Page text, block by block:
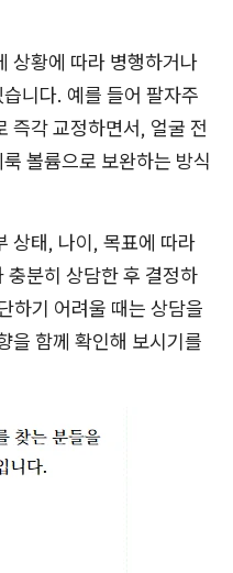
상황에 따라 병행하거나
니다. 예를 들어 팔자주
즉각 교정하면서, 얼굴 전
볼륨으로 보완하는 방식
상태, 나이, 목표에 따라
충분히 상담한 후 결정하
하기 어려울 때는 상담을
을 함께 확인해 보시기를